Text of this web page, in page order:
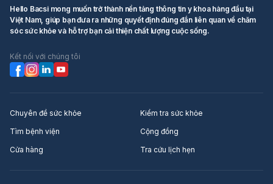
Hello Bacsi mong muốn trở thành nền tảng thông tin y khoa hàng đầu tại
Việt Nam, giúp bạn đưa ra những quyết định đúng đắn liên quan về chăm
sóc sức khỏe và hỗ trợ bạn cải thiện chất lượng cuộc sống.
Kết nối với chúng tôi
Chuyên đề sức khỏe
Kiểm tra sức khỏe
Tìm bệnh viện
Cộng đồng
Cửa hàng
Tra cứu lịch hẹn